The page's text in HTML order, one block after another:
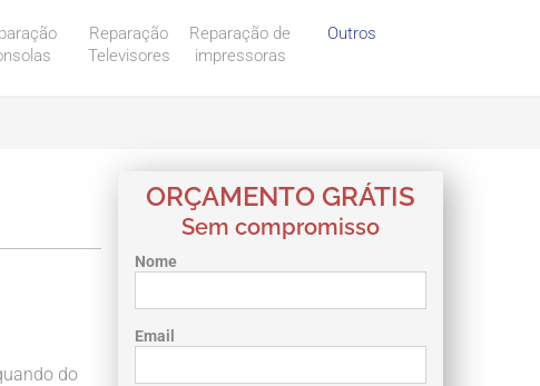
Reparação
Televisores
Reparação de
impressoras
Outros
do
ORÇAMENTO GRÁTIS
Sem compromisso
Nome
Email